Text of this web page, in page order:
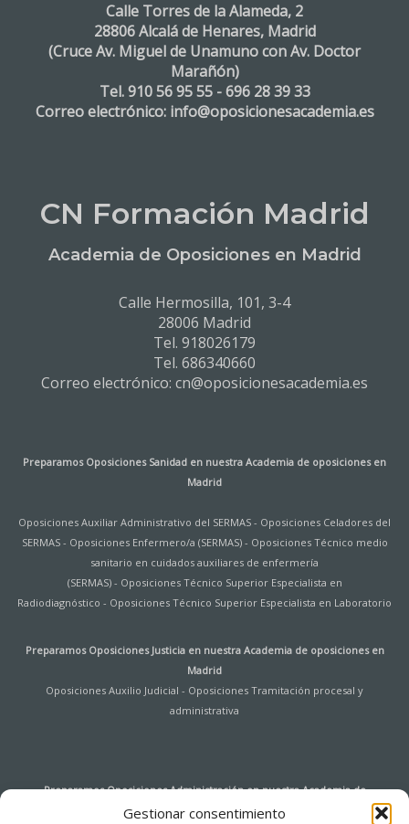
Gestionar consentimiento
Calle Torres de la Alameda, 2
28806 Alcalá de Henares, Madrid
(Cruce Av. Miguel de Unamuno con Av. Doctor
Marañón)
Tel. 910 56 95 55 - 696 28 39 33
Correo electrónico: info@oposicionesacademia.es
CN Formación Madrid
Academia de Oposiciones en Madrid
Calle Hermosilla, 101, 3-4
28006 Madrid
Tel. 918026179
Tel. 686340660
Correo electrónico: cn@oposicionesacademia.es
Preparamos Oposiciones Sanidad en nuestra Academia de oposiciones en
Madrid
Oposiciones Auxiliar Administrativo del SERMAS - Oposiciones Celadores del
SERMAS- Oposiciones Enfermero/a (SERMAS)- Oposiciones Técnico medio
sanitario en cuidados auxiliares de enfermería
(SERMAS)- Oposiciones Técnico Superior Especialista en
Radiodiagnóstico - Oposiciones Técnico Superior Especialista en Laboratorio
Preparamos Oposiciones Justicia en nuestra Academia de oposiciones en
Madrid
Oposiciones Auxilio Judicial - Oposiciones Tramitación procesal y
administrativa
Preparamos Oposiciones Administración en nuestraAcademia de
oposiciones en Madrid